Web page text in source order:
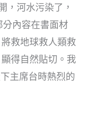
，河水污染了，
內容在書面材
救地球救人類救
得自然貼切。我
主席台時熱烈的